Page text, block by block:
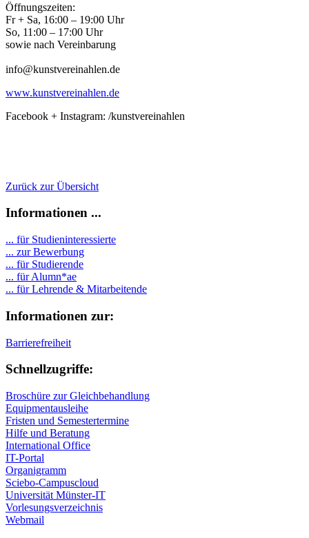
Öffnungszeiten:
Fr + Sa, 16:00 – 19:00 Uhr
So, 11:00 – 17:00 Uhr
sowie nach Vereinbarung
info@kunstvereinahlen.de
www.kunstvereinahlen.de
Facebook + Instagram: /kunstvereinahlen
Zurück zur Übersicht
Informationen ...
... für Studieninteressierte
... zur Bewerbung
... für Studierende
... für Alumn*ae
... für Lehrende & Mitarbeitende
Informationen zur:
Barrierefreiheit
Schnellzugriffe:
Broschüre zur Gleichbehandlung
Equipmentausleihe
Fristen und Semestertermine
Hilfe und Beratung
International Office
IT-Portal
Organigramm
Sciebo-Campuscloud
Universität Münster-IT
Vorlesungsverzeichnis
Webmail